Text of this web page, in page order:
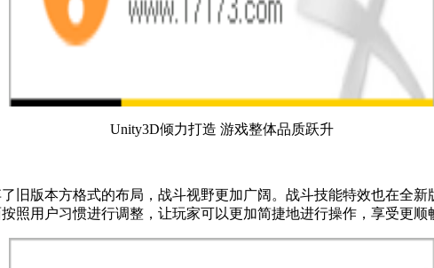
Unity3D倾力打造 游戏整体品质跃升
旧版本方格式的布局，战斗视野更加广阔。战斗技能特效也在全
照用户习惯进行调整，让玩家可以更加简捷地进行操作，享受更顺